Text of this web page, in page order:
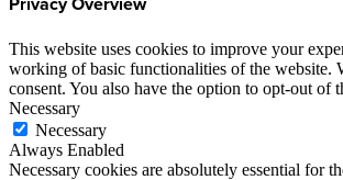
Privacy Overview
This website uses cookies to improve your
working of basic functionalities of the website.
consent. You also have the option to opt-out of
Necessary
Necessary
Always Enabled
Necessary cookies are absolutely essential for